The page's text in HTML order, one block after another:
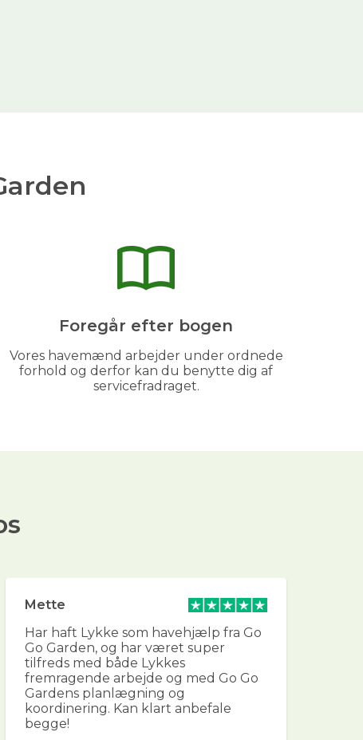
Foregår efter bogen
Vores havemænd arbejder under ordnede
forhold og derfor kan du benytte dig af
servicefradraget.
Mette
Har haft Lykke som havehjælp fra Go
Go Garden, og har været super
tilfreds med både Lykkes
fremragende arbejde og med Go Go
Gardens planlægning og
koordinering. Kan klart anbefale
begge!